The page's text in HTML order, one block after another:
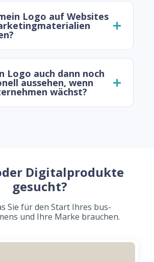
Logo auf Websites
Logo auch dann noch
aussehen, wenn
wächst?
Digitalprodukte
gesucht?
Sie für den Start Ihres bus-
und Ihre Marke brauchen.